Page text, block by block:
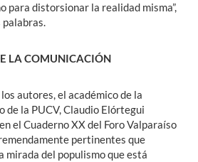
para distorsionar la realidad misma”,
palabras.
LA COMUNICACIÓN
autores, el académico de la
de la PUCV, Claudio Elórtegui
el Cuaderno XX del Foro Valparaíso
pertinentes que
mirada del populismo que está